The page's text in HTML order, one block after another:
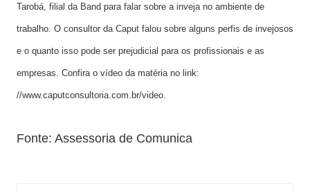
Tarobá, filial da Band para falar sobre a inveja no ambiente de
trabalho. O consultor da Caput falou sobre alguns perfis de invejosos
e o quanto isso pode ser prejudicial para os profissionais e as
empresas. Confira o vídeo da matéria no link:
//www.caputconsultoria.com.br/video.
Fonte: Assessoria de Comunica